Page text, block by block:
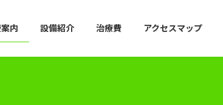
内 設備紹介 治療費 アクセスマップ